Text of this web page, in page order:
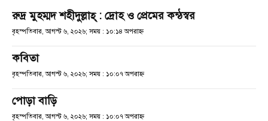
রুদ্র মুহম্মদ শহীদুল্লাহ্ : দ্রোহ ও প্রেমের কন্ঠস্বর
বৃহস্পতিবার, আগস্ট ৬, ২০২৬; সময় : ১০:১৪ অপরাহ্ণ
কবিতা
বৃহস্পতিবার, আগস্ট ৬, ২০২৬; সময় : ১০:০৭ অপরাহ্ণ
পোড়া বাড়ি
বৃহস্পতিবার, আগস্ট ৬, ২০২৬; সময় : ১০:০৭ অপরাহ্ণ